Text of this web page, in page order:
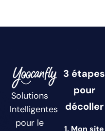
Solutions
Intelligentes
pour le
3 étapes
pour
décoller
1. Mon site